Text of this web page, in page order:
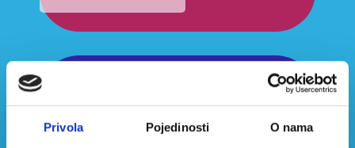
Privola Pojedinosti O nama